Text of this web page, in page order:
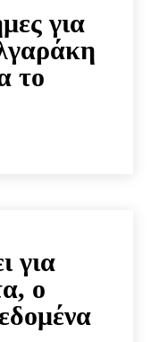
για
το
για
ο